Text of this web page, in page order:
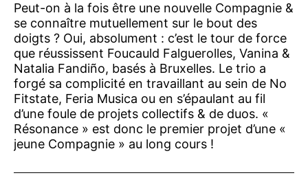
Peut-on à la fois être une nouvelle Compagnie &
se connaître mutuellement sur le bout des
doigts ? Oui, absolument : c’est le tour de force
que réussissent Foucauld Falguerolles, Vanina &
Natalia Fandiño, basés à Bruxelles. Le trio a
forgé sa complicité en travaillant au sein de No
Fitstate, Feria Musica ou en s’épaulant au fil
d’une foule de projets collectifs & de duos. «
Résonance » est donc le premier projet d’une «
jeune Compagnie » au long cours !